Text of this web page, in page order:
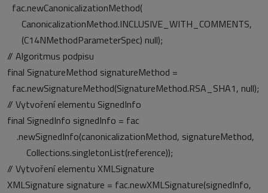
fac.newCanonicalizationMethod(
CanonicalizationMethod.INCLUSIVE_WITH_COMMENTS,
(C14NMethodParameterSpec) null);
// Algoritmus podpisu
final SignatureMethod signatureMethod =
fac.newSignatureMethod(SignatureMethod.RSA_SHA1, null);
// Vytvoření elementu SignedInfo
final SignedInfo signedInfo = fac
.newSignedInfo(canonicalizationMethod, signatureMethod,
Collections.singletonList(reference));
// Vytvoření elementu XMLSignature
XMLSignature signature = fac.newXMLSignature(signedInfo,